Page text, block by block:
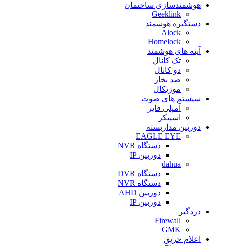
هوشمندسازی ساختمان
Geeklink
دستگیره هوشمند
Alock
Homelock
آینه های هوشمند
تک کانال
دو کانال
ضد بخار
موزیکال
سیستم های صوت
آمپلی فایر
اسپیکر
دوربین مداربسته
EAGLE EYE
دستگاه NVR
دوربین IP
dahua
دستگاه DVR
دستگاه NVR
دوربین AHD
دوربین IP
دزدگیر
Firewall
GMK
اعلام حریق